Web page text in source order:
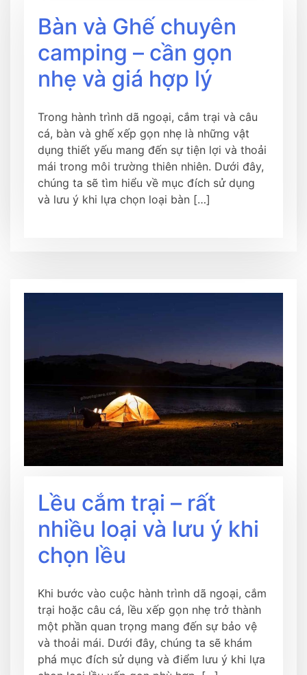
Bàn và Ghế chuyên
camping – cần gọn
nhẹ và giá hợp lý
Trong hành trình dã ngoại, cắm trại và câu
cá, bàn và ghế xếp gọn nhẹ là những vật
dụng thiết yếu mang đến sự tiện lợi và thoải
mái trong môi trường thiên nhiên. Dưới đây,
chúng ta sẽ tìm hiểu về mục đích sử dụng
và lưu ý khi lựa chọn loại bàn […]
Lều cắm trại – rất
nhiều loại và lưu ý khi
chọn lều
Khi bước vào cuộc hành trình dã ngoại, cắm
trại hoặc câu cá, lều xếp gọn nhẹ trở thành
một phần quan trọng mang đến sự bảo vệ
và thoải mái. Dưới đây, chúng ta sẽ khám
phá mục đích sử dụng và điểm lưu ý khi lựa